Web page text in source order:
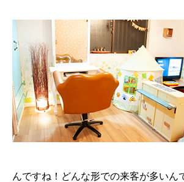
んですね！どんな形での来客が多いん